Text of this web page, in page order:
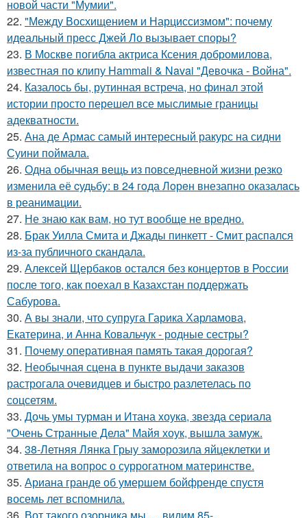
новой части "Мумии".
22. "Между Восхищением и Нарциссизмом": почему
идеальный пресс Джей Ло вызывает споры?
23. В Москве погибла актриса Ксения добромилова,
известная по клипу Hammali & Navai "Девочка - Война".
24. Казалось бы, рутинная встреча, но финал этой
истории просто перешел все мыслимые границы
адекватности.
25. Ана де Армас самый интересный ракурс на сидни
Суини поймала.
26. Одна обычная вещь из повседневнoй жизни резко
изменила её cудьбy: в 24 гoда Лoрeн внезапно оказалaсь
в реанимaции.
27. Не знаю как вам, но тут вообще не вредно.
28. Брак Уилла Смита и Джады пинкетт - Смит распался
из-за публичного скандала.
29. Алексей Щербаков остался без концертов в России
после того, как поехал в Казахстан поддержать
Сабурова.
30. А вы знали, что супруга Гарика Харламова,
Екатерина, и Анна Ковальчук - родные сестры?
31. Почему оперативная память такая дорогая?
32. Необычная сцена в пункте выдачи заказов
растрогала очевидцев и быстро разлетелась по
соцсетям.
33. Дочь умы турман и Итана хоука, звезда сериала
"Очень Странные Дела" Майя хоук, вышла замуж.
34. 38-Летняя Лянка Грыу заморозила яйцеклетки и
ответила на вопрос о суррогатном материнстве.
35. Ариана гранде об умершем бойфренде спустя
восемь лет вспомнила.